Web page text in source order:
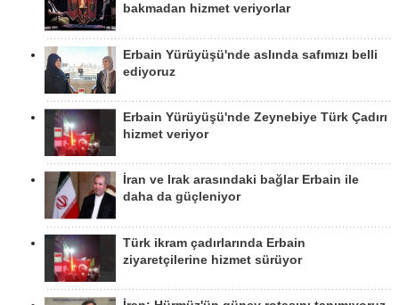
bakmadan hizmet veriyorlar
Erbain Yürüyüşü'nde aslında safımızı belli
ediyoruz
Erbain Yürüyüşü'nde Zeynebiye Türk Çadırı
hizmet veriyor
İran ve Irak arasındaki bağlar Erbain ile
daha da güçleniyor
Türk ikram çadırlarında Erbain
ziyaretçilerine hizmet sürüyor